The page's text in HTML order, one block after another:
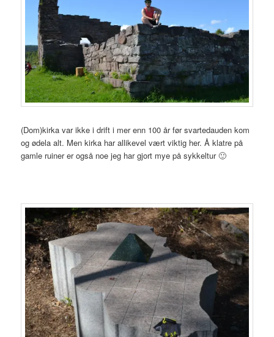
(Dom)kirka var ikke i drift i mer enn 100 år før svartedauden kom
og ødela alt. Men kirka har allikevel vært viktig her. Å klatre på
gamle ruiner er også noe jeg har gjort mye på sykkeltur 🙂